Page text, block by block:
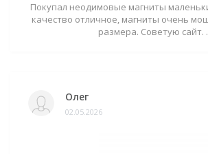
Покупал неодимовые магниты
качество отличное, магниты очень
размера. Советую сайт.
Олег
02.05.2026